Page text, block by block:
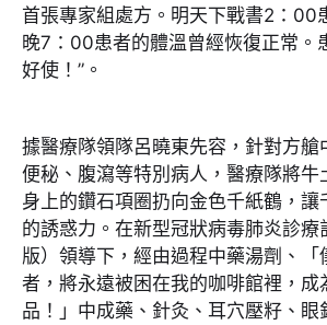
首張專家組處方。明天下戰書2：00
晚7：00患者的體溫曾經恢復正常。
好使！”。
據醫療隊領隊呂曉東先容，針對方艙
便秘、腹瀉等特別病人，醫療隊將牛
身上的鑽石項圈扔向金色千紙鶴，讓
的誘惑力。在新型冠狀病毒肺炎診療
版）領導下，經由過程中藥湯劑、「
者，將永遠被困在我的咖啡館裡，成
品！」中成藥、針灸、耳穴壓籽、眼